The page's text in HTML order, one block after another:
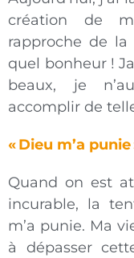
création de
rapproche de
quel bonheur !
beaux, je
accomplir de
« Dieu m’a punie
Quand on est
incurable, la
m’a punie. Ma
à dépasser